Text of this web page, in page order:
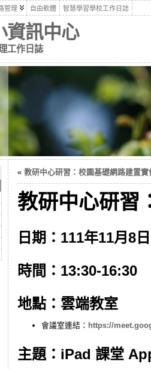
管理 自由軟體 智慧學習學校工作日誌
資訊中心
工作日誌
« 教研中心研習：校園基礎網路建置實
教研中心研習
日期：111年11月8
時間：13:30-16:30
地點：雲端教室
會議室連結： https://
主題：iPad 課堂